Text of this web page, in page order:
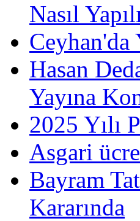
Nasıl
Ceyhan'da
Hasan
Yayına
2025 Yılı
Asgari
Bayram
Kararında